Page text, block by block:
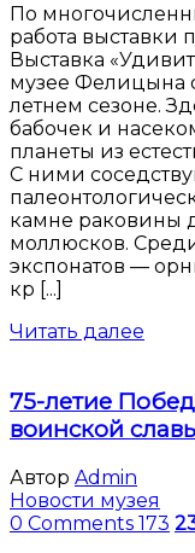
По
работа выставки
Выставка
музее Фелицына
летнем сезоне.
бабочек и
планеты из
С ними
камне раковины
моллюсков.
экспонатов —
кр [...]
Читать далее
75-летие
воинской
Автор Admin
Новости музея
0 Comments 173